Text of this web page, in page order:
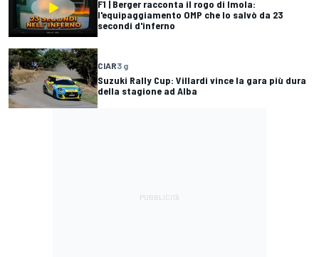
F1 | Berger racconta il rogo di Imola:
l'equipaggiamento OMP che lo salvò da 23
secondi d'inferno
CIAR3 g
Suzuki Rally Cup: Villardi vince la gara più dura
della stagione ad Alba